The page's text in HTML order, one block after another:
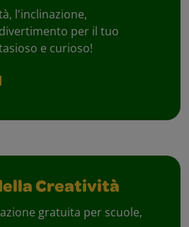
l'inclinazione,
per il tuo
e curioso!
Creatività
gratuita per scuole,